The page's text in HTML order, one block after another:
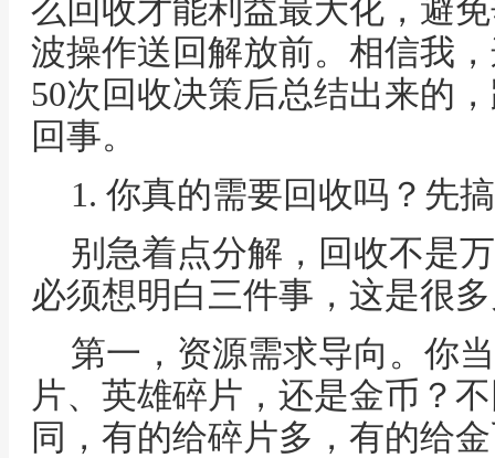
么回收才能利益最大化，避
波操作送回解放前。相信我
50次回收决策后总结出来的
回事。
1. 你真的需要回收吗？先
别急着点分解，回收不是
必须想明白三件事，这是很
第一，资源需求导向。你
片、英雄碎片，还是金币？
同，有的给碎片多，有的给